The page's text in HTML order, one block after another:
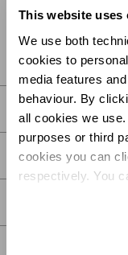
This website uses
We use both
cookies to
media features
behaviour. By
all cookies we
purposes or third
cookies you can
respectively. You
DETALLES